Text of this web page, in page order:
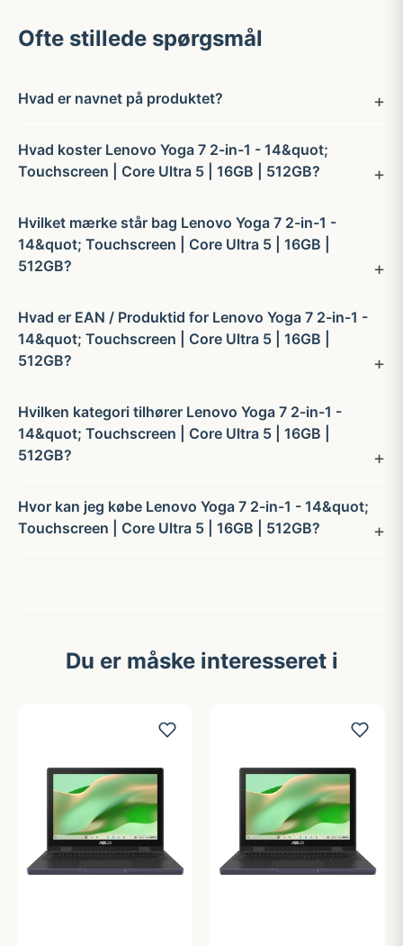
Ofte stillede spørgsmål
Hvad er navnet på produktet?
Hvad koster Lenovo Yoga 7 2-in-1 - 14&quot;
Touchscreen | Core Ultra 5 | 16GB | 512GB?
Hvilket mærke står bag Lenovo Yoga 7 2-in-1 -
14&quot; Touchscreen | Core Ultra 5 | 16GB |
512GB?
Hvad er EAN / Produktid for Lenovo Yoga 7 2-in-1 -
14&quot; Touchscreen | Core Ultra 5 | 16GB |
512GB?
Hvilken kategori tilhører Lenovo Yoga 7 2-in-1 -
14&quot; Touchscreen | Core Ultra 5 | 16GB |
512GB?
Hvor kan jeg købe Lenovo Yoga 7 2-in-1 - 14&quot;
Touchscreen | Core Ultra 5 | 16GB | 512GB?
Du er måske interesseret i